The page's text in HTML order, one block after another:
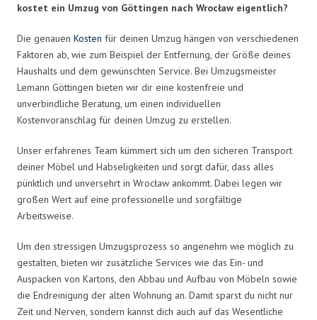
kostet ein Umzug von Göttingen nach Wrocław eigentlich?
Die genauen Kosten für deinen Umzug hängen von verschiedenen
Faktoren ab, wie zum Beispiel der Entfernung, der Größe deines
Haushalts und dem gewünschten Service. Bei Umzugsmeister
Lemann Göttingen bieten wir dir eine kostenfreie und
unverbindliche Beratung, um einen individuellen
Kostenvoranschlag für deinen Umzug zu erstellen.
Unser erfahrenes Team kümmert sich um den sicheren Transport
deiner Möbel und Habseligkeiten und sorgt dafür, dass alles
pünktlich und unversehrt in Wrocław ankommt. Dabei legen wir
großen Wert auf eine professionelle und sorgfältige
Arbeitsweise.
Um den stressigen Umzugsprozess so angenehm wie möglich zu
gestalten, bieten wir zusätzliche Services wie das Ein- und
Auspacken von Kartons, den Abbau und Aufbau von Möbeln sowie
die Endreinigung der alten Wohnung an. Damit sparst du nicht nur
Zeit und Nerven, sondern kannst dich auch auf das Wesentliche